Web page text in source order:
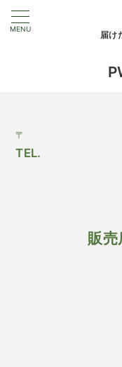
MENU
届け
〒
TEL.
販売